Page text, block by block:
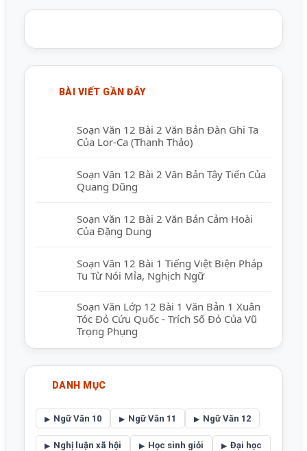
BÀI VIẾT GẦN ĐÂY
Soạn Văn 12 Bài 2 Văn Bản Đàn Ghi Ta
Của Lor-Ca (Thanh Thảo)
Soạn Văn 12 Bài 2 Văn Bản Tây Tiến Của
Quang Dũng
Soạn Văn 12 Bài 2 Văn Bản Cảm Hoài
Của Đặng Dung
Soạn Văn 12 Bài 1 Tiếng Việt Biện Pháp
Tu Từ Nói Mỉa, Nghịch Ngữ
Soạn Văn Lớp 12 Bài 1 Văn Bản 1 Xuân
Tóc Đỏ Cứu Quốc - Trích Số Đỏ Của Vũ
Trọng Phụng
DANH MỤC
Ngữ Văn 10 Ngữ Văn 11 Ngữ Văn 12
Nghị luận xã hội Học sinh giỏi Đại học